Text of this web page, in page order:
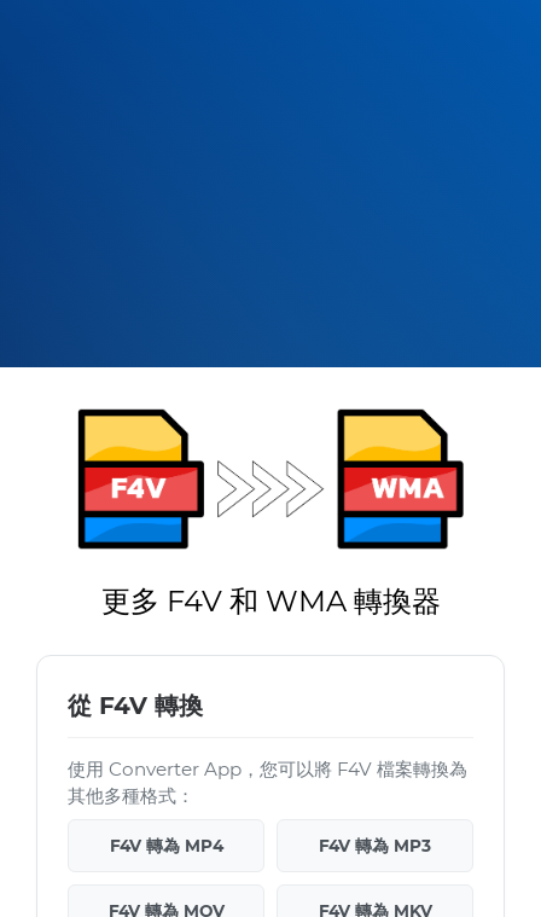
更多 F4V 和 WMA 轉換器
從 F4V 轉換
使用 Converter App，您可以將 F4V 檔案轉換為
其他多種格式：
F4V 轉為 MP4 F4V 轉為 MP3
F4V 轉為 MOV F4V 轉為 MKV